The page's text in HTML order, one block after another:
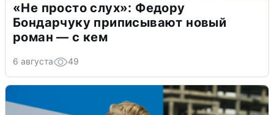
«Не просто слух»: Федору
Бондарчуку приписывают новый
роман — с кем
6 августа 49